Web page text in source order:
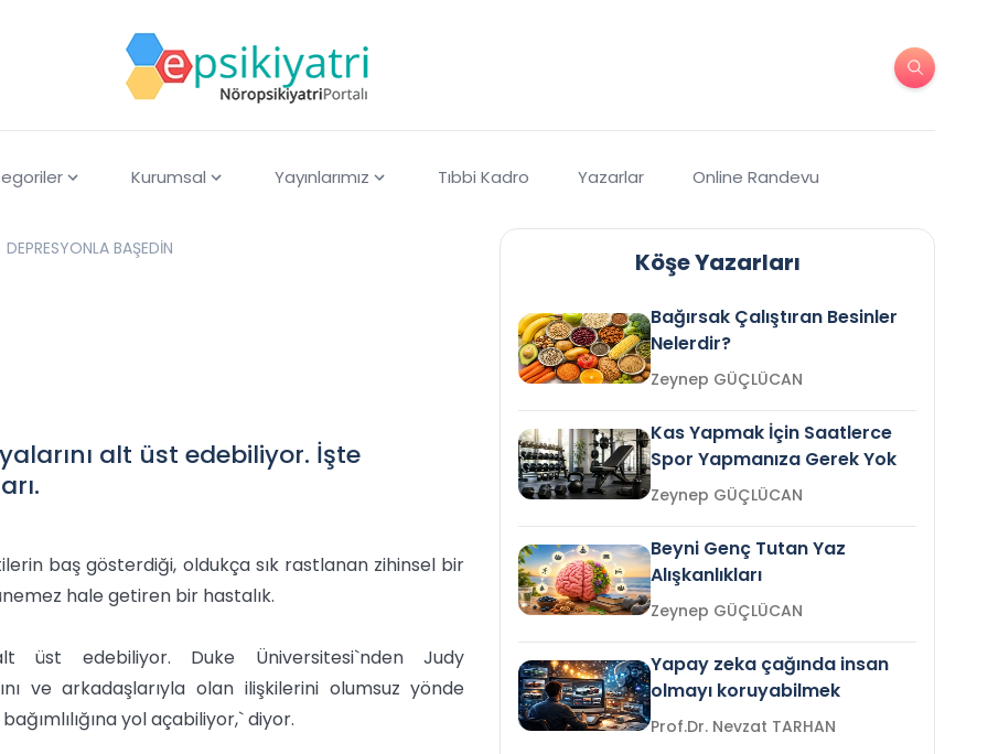
Kurumsal Yayınlarımız Tıbbi Kadro Yazarlar Online Randevu
DEPRESYONLA BAŞEDİN
alt üst edebiliyor. İşte
baş gösterdiği, oldukça sık rastlanan zihinsel bir
hale getiren bir hastalık.
üst edebiliyor. Duke Üniversitesi`nden Judy
ve arkadaşlarıyla olan ilişkilerini olumsuz yönde
yol açabiliyor,` diyor.
Köşe Yazarları
Bağırsak Çalıştıran Besinler
Nelerdir?
Zeynep GÜÇLÜCAN
Kas Yapmak İçin Saatlerce
Spor Yapmanıza Gerek Yok
Zeynep GÜÇLÜCAN
Beyni Genç Tutan Yaz
Alışkanlıkları
Zeynep GÜÇLÜCAN
Yapay zeka çağında insan
olmayı koruyabilmek
Prof.Dr. Nevzat TARHAN